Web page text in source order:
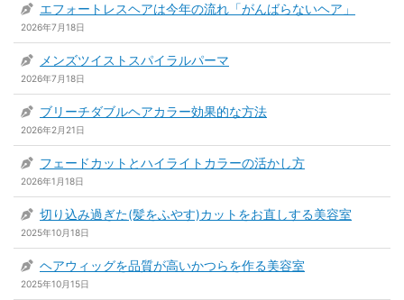
エフォートレスヘアは今年の流れ「がんばらないヘア」
2026年7月18日
メンズツイストスパイラルパーマ
2026年7月18日
ブリーチダブルヘアカラー効果的な方法
2026年2月21日
フェードカットとハイライトカラーの活かし方
2026年1月18日
切り込み過ぎた(髪をふやす)カットをお直しする美容室
2025年10月18日
ヘアウィッグを品質が高いかつらを作る美容室
2025年10月15日